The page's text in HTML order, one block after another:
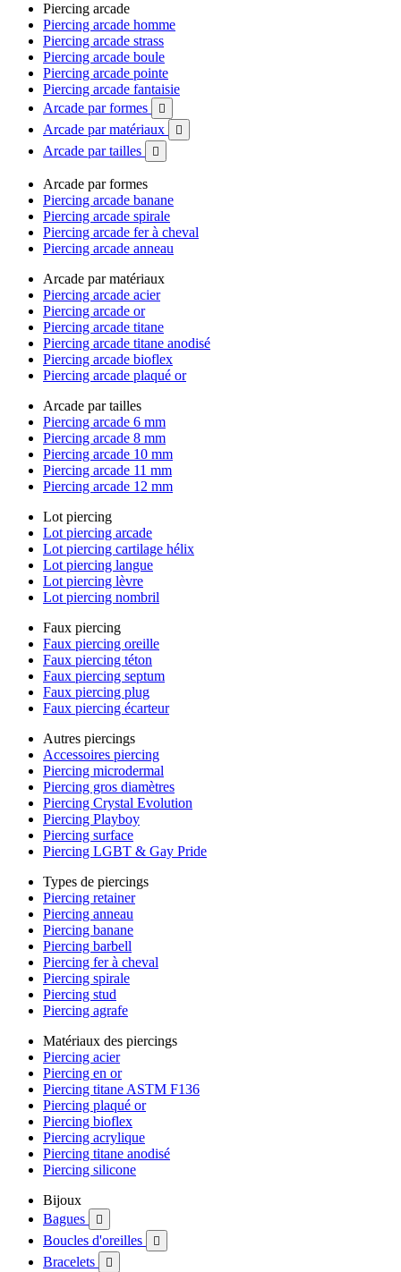
Piercing arcade
Piercing arcade homme
Piercing arcade strass
Piercing arcade boule
Piercing arcade pointe
Piercing arcade fantaisie
Arcade par formes

Arcade par matériaux 
Arcade par tailles 
Arcade par formes
Piercing arcade banane
Piercing arcade spirale
Piercing arcade fer à cheval
Piercing arcade anneau
Arcade par matériaux
Piercing arcade acier
Piercing arcade or
Piercing arcade titane
Piercing arcade titane anodisé
Piercing arcade bioflex
Piercing arcade plaqué or
Arcade par tailles
Piercing arcade 6 mm
Piercing arcade 8 mm
Piercing arcade 10 mm
Piercing arcade 11 mm
Piercing arcade 12 mm
Lot piercing
Lot piercing arcade
Lot piercing cartilage hélix
Lot piercing langue
Lot piercing lèvre
Lot piercing nombril
Faux piercing
Faux piercing oreille
Faux piercing téton
Faux piercing septum
Faux piercing plug
Faux piercing écarteur
Autres piercings
Accessoires piercing
Piercing microdermal
Piercing gros diamètres
Piercing Crystal Evolution
Piercing Playboy
Piercing surface
Piercing LGBT & Gay Pride
Types de piercings
Piercing retainer
Piercing anneau
Piercing banane
Piercing barbell
Piercing fer à cheval
Piercing spirale
Piercing stud
Piercing agrafe
Matériaux des piercings
Piercing acier
Piercing en or
Piercing titane ASTM F136
Piercing plaqué or
Piercing bioflex
Piercing acrylique
Piercing titane anodisé
Piercing silicone
Bijoux
Bagues

Boucles d'oreilles 
Bracelets 